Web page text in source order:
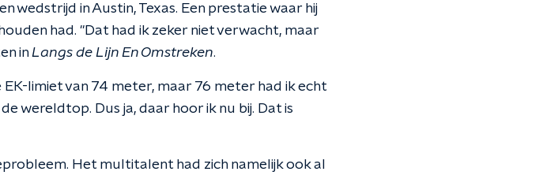
wedstrijd in Austin, Texas. Een prestatie waar hij
had. "Dat had ik zeker niet verwacht, maar
inLangs de Lijn En Omstreken.
limiet van 74 meter, maar 76 meter had ik echt
wereldtop. Dus ja, daar hoor ik nu bij. Dat is
Het multitalent had zich namelijk ook al